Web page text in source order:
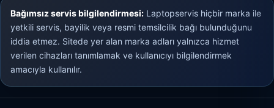
Bağımsız servis bilgilendirmesi: Laptopservis hiçbir marka ile
yetkili servis, bayilik veya resmi temsilcilik bağı bulunduğunu
iddia etmez. Sitede yer alan marka adları yalnızca hizmet
verilen cihazları tanımlamak ve kullanıcıyı bilgilendirmek
amacıyla kullanılır.